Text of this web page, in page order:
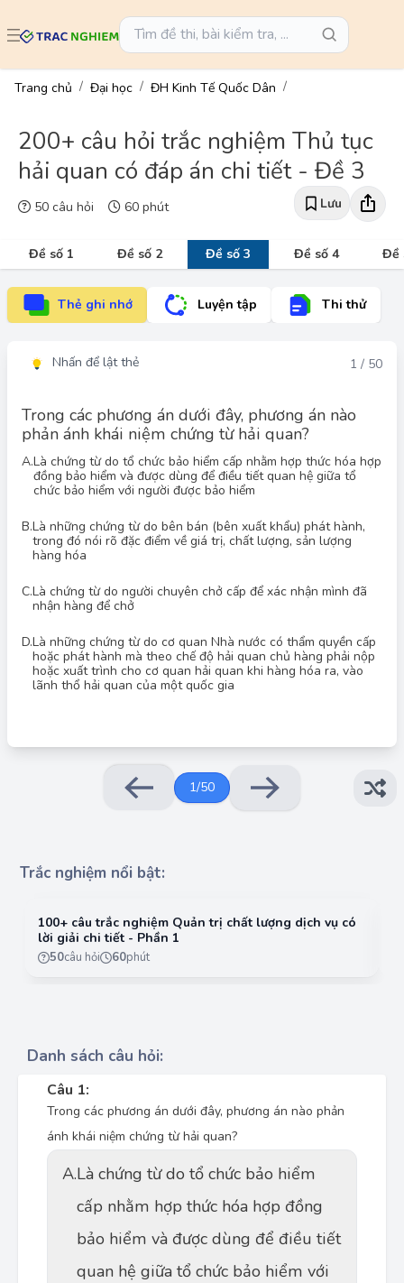
Trang chủ Đại học ĐH Kinh Tế Quốc Dân
200+ câu hỏi trắc nghiệm Thủ tục
hải quan có đáp án chi tiết - Đề 3
50 câu hỏi 60 phút Lưu
Đề số 1 Đề số 2 Đề số 3 Đề số 4 Đề
Thẻ ghi nhớ Luyện tập Thi thử
Nhấn để lật thẻ 1 / 50
Trong các phương án dưới đây, phương án nào
phản ánh khái niệm chứng từ hải quan?
A.Là chứng từ do tổ chức bảo hiểm cấp nhằm hợp thức hóa hợp
đồng bảo hiểm và được dùng để điều tiết quan hệ giữa tổ
chức bảo hiểm với người được bảo hiểm
B.Là những chứng từ do bên bán (bên xuất khẩu) phát hành,
trong đó nói rõ đặc điểm về giá trị, chất lượng, sản lượng
hàng hóa
C.Là chứng từ do người chuyên chở cấp để xác nhận mình đã
nhận hàng để chở
D.Là những chứng từ do cơ quan Nhà nước có thẩm quyền cấp
hoặc phát hành mà theo chế độ hải quan chủ hàng phải nộp
hoặc xuất trình cho cơ quan hải quan khi hàng hóa ra, vào
lãnh thổ hải quan của một quốc gia
Chứng từ hải quan là các giấy tờ do cơ quan Nhà nước có thẩm
quyền cấp hoặc phát hành, mà theo quy định của chế độ hải
quan, chủ hàng phải nộp hoặc xuất trình cho cơ quan hải quan
khi hàng hóa được xuất hoặc nhập khẩu qua lãnh thổ hải quan
khai hải quan, giấy phép xuất nhập khẩu (nếu có), hóa đơn
thương mại, vận đơn, và các chứng từ khác liên quan đến hàng
1/50
Trắc nghiệm nổi bật:
100+ câu trắc nghiệm Quản trị chất lượng dịch vụ có
lời giải chi tiết - Phần 1
50câu hỏi 60phút
Danh sách câu hỏi:
Câu 1:
Trong các phương án dưới đây, phương án nào phản
ánh khái niệm chứng từ hải quan?
A.Là chứng từ do tổ chức bảo hiểm
cấp nhằm hợp thức hóa hợp đồng
bảo hiểm và được dùng để điều tiết
quan hệ giữa tổ chức bảo hiểm với